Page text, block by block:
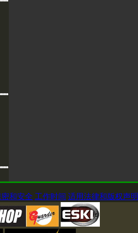
密和安全 工作时间 适用法律和版权声明